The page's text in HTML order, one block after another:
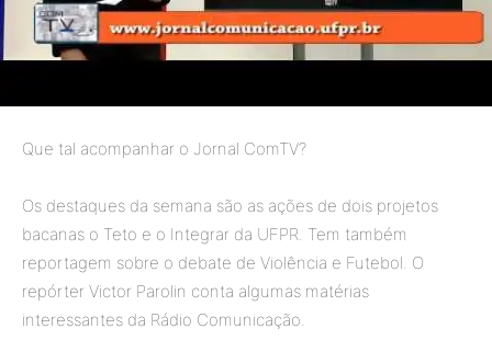
Que tal acompanhar o Jornal ComTV?
Os destaques da semana são as ações de dois projetos
bacanas o Teto e o Integrar da UFPR. Tem também
reportagem sobre o debate de Violência e Futebol. O
repórter Victor Parolin conta algumas matérias
interessantes da Rádio Comunicação.